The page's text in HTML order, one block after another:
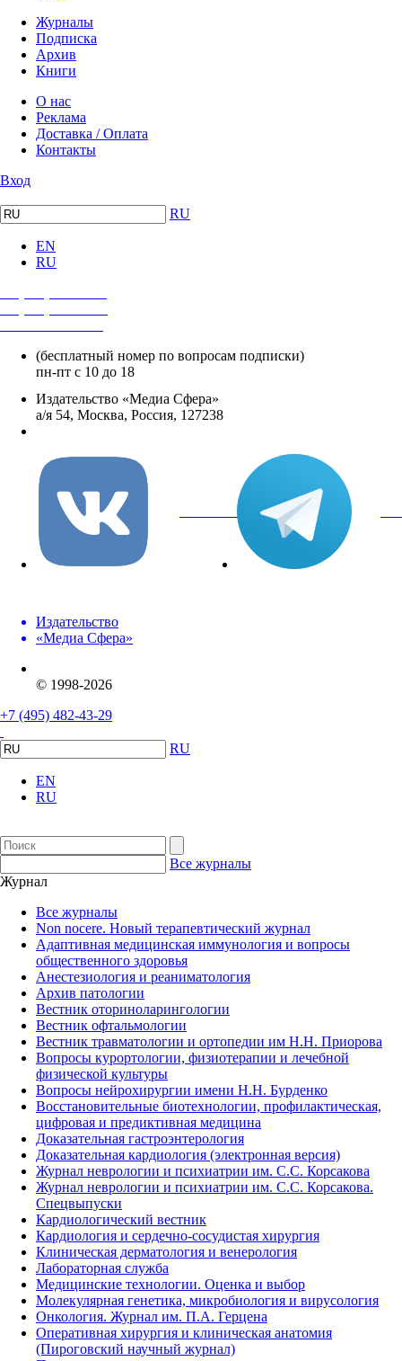
Журналы
Подписка
Архив
Книги
О нас
Реклама
Доставка / Оплата
Контакты
Вход
RU
EN
RU
(бесплатный номер по вопросам подписки)
пн-пт с 10 до 18
Издательство «Медиа Сфера»
а/я 54, Москва, Россия, 127238
вКонтакте
Издательство
«Медиа Сфера»
© 1998-2026
+7 (495) 482-43-29
RU
EN
RU
Все журналы
Журнал
Все журналы
Non nocere. Новый терапевтический журнал
Адаптивная медицинская иммунология и вопросы
общественного здоровья
Анестезиология и реаниматология
Архив патологии
Вестник оториноларингологии
Вестник офтальмологии
Вестник травматологии и ортопедии им Н.Н. Приорова
Вопросы курортологии, физиотерапии и лечебной
физической культуры
Вопросы нейрохирургии имени Н.Н. Бурденко
Восстановительные биотехнологии, профилактическая,
цифровая и предиктивная медицина
Доказательная гастроэнтерология
Доказательная кардиология (электронная версия)
Журнал неврологии и психиатрии им. С.С. Корсакова
Журнал неврологии и психиатрии им. С.С. Корсакова.
Спецвыпуски
Кардиологический вестник
Кардиология и сердечно-сосудистая хирургия
Клиническая дерматология и венерология
Лабораторная служба
Медицинские технологии. Оценка и выбор
Молекулярная генетика, микробиология и вирусология
Онкология. Журнал им. П.А. Герцена
Оперативная хирургия и клиническая анатомия
(Пироговский научный журнал)